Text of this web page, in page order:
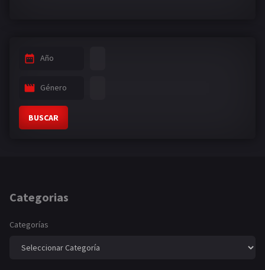
Año
Género
BUSCAR
Categorias
Categorías